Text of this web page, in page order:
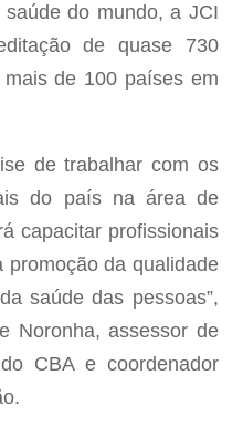
do mundo, a JCI
de quase 730
de 100 países em
de trabalhar com os
do país na área de
capacitar profissionais
promoção da qualidade
saúde das pessoas”,
Noronha, assessor de
CBA e coordenador